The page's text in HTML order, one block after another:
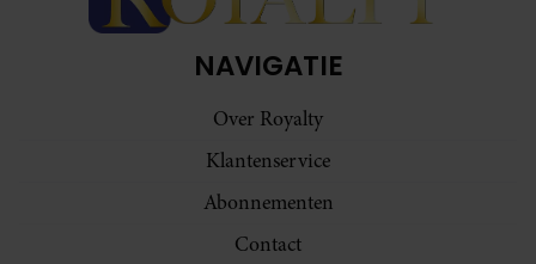
NAVIGATIE
Over Royalty
Klantenservice
Abonnementen
Contact